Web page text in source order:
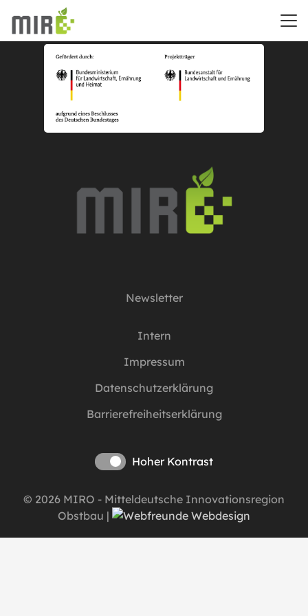
Newsletter
Intern
Impressum
Datenschutzerklärung
Barrierefreiheitserklärung
Hoher Kontrast
© 2026 MIRO - Mitteldeutsche Innovationsregion
Obstbau |